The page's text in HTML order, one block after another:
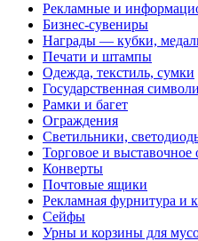
Рекламные и
Бизнес-сувениры
Награды — кубки,
Печати и штампы
Одежда, текстиль, сумки
Государственная
Рамки и багет
Ограждения
Светильники,
Торговое и выставочное
Конверты
Почтовые ящики
Рекламная фурнитура и
Сейфы
Урны и корзины для